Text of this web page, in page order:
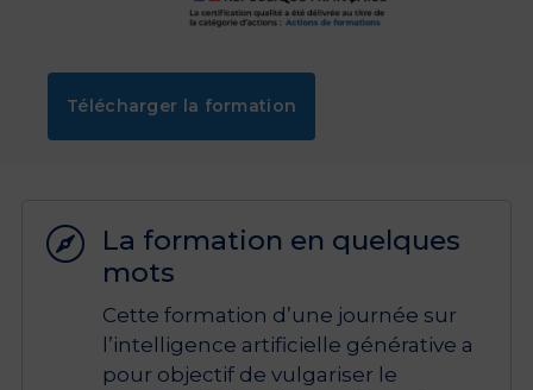
Télécharger la formation

La formation en quelques
mots
Cette formation d’une journée sur
l’intelligence artificielle générative a
pour objectif de vulgariser le